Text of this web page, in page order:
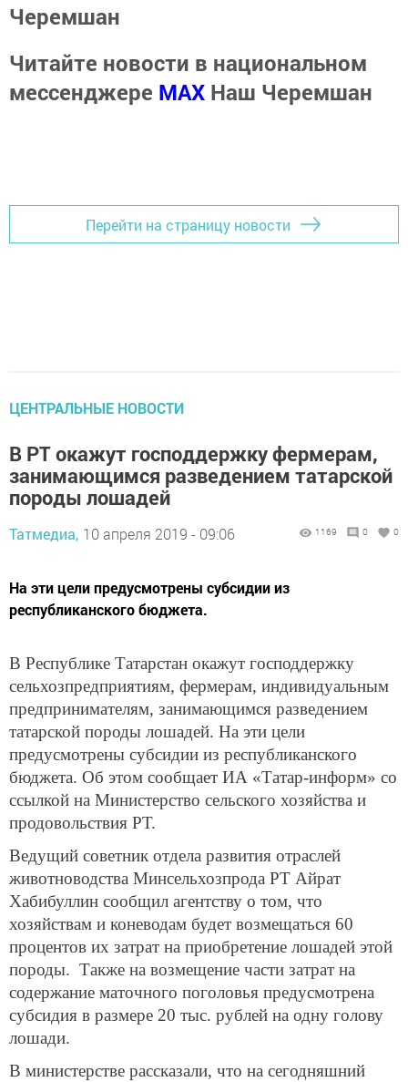
Черемшан
Читайте новости в национальном
мессенджере MАХ Наш Черемшан
Перейти на страницу новости
ЦЕНТРАЛЬНЫЕ НОВОСТИ
В РТ окажут господдержку фермерам,
занимающимся разведением татарской
породы лошадей
Татмедиа, 10 апреля 2019 - 09:06 1169 0 0
На эти цели предусмотрены субсидии из
республиканского бюджета.
В Республике Татарстан окажут господдержку
сельхозпредприятиям, фермерам, индивидуальным
предпринимателям, занимающимся разведением
татарской породы лошадей. На эти цели
предусмотрены субсидии из республиканского
бюджета. Об этом сообщает ИА «Татар-информ» со
ссылкой на Министерство сельского хозяйства и
продовольствия РТ.
Ведущий советник отдела развития отраслей
животноводства Минсельхозпрода РТ Айрат
Хабибуллин сообщил агентству о том, что
хозяйствам и коневодам будет возмещаться 60
процентов их затрат на приобретение лошадей этой
породы. Также на возмещение части затрат на
содержание маточного поголовья предусмотрена
субсидия в размере 20 тыс. рублей на одну голову
лошади.
В министерстве рассказали, что на сегодняшний